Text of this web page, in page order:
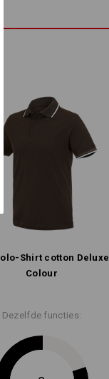
Shirt cotton Deluxe
Colour
Dezelfde functies: